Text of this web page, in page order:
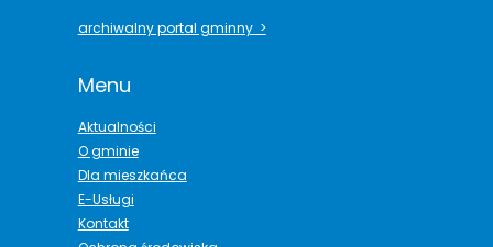
archiwalny portal gminny >
Menu
Aktualności
O gminie
Dla mieszkańca
E-Usługi
Kontakt